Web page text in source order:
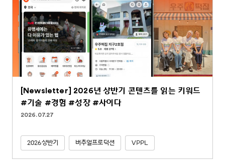
[Newsletter] 2026년 상반기 콘텐츠를 읽는 키워드
#기술 #경험 #성장 #사이다
2026.07.27
2026상반기 버추얼프로덕션 VPPL